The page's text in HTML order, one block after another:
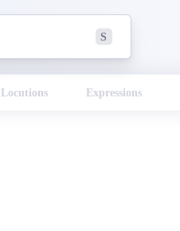
S
Locutions Expressions